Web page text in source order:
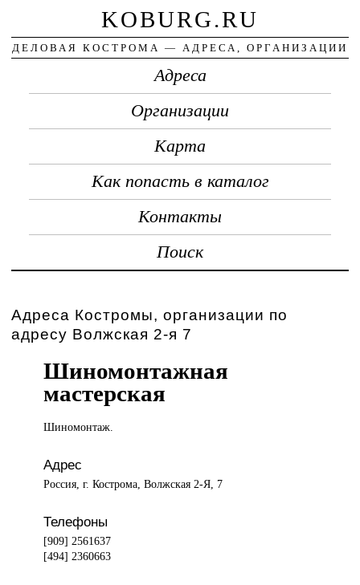
KOBURG.RU
ДЕЛОВАЯ КОСТРОМА — АДРЕСА, ОРГАНИЗАЦИИ
Адреса
Организации
Карта
Как попасть в каталог
Контакты
Поиск
Адреса Костромы, организации по
адресу Волжская 2-я 7
Шиномонтажная
мастерская
Шиномонтаж.
Адрес
Россия, г. Кострома, Волжская 2-Я, 7
Телефоны
[909] 2561637
[494] 2360663